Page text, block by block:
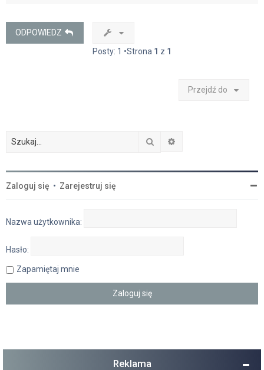
ODPOWIEDZ
Posty: 1 •Strona 1 z 1
Przejdź do
Szukaj
Zaloguj się • Zarejestruj się
Nazwa użytkownika:
Hasło:
Zapamiętaj mnie
Reklama